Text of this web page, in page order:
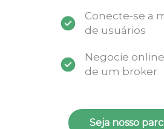
Conecte-se a
de usuários
Negocie
de um broker
Seja nosso